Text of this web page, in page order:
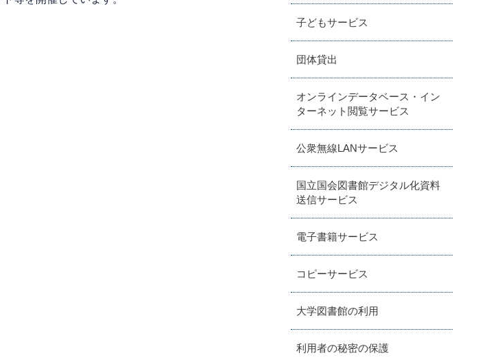
子どもサービス
団体貸出
オンラインデータベース・イン
ターネット閲覧サービス
公衆無線LANサービス
国立国会図書館デジタル化資料
送信サービス
電子書籍サービス
コピーサービス
大学図書館の利用
利用者の秘密の保護